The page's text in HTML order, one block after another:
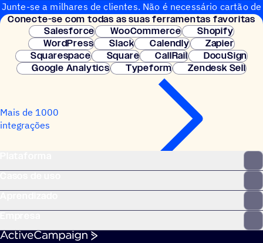
Junte-se a milhares de clientes. Não é necessário cartão de
crédito. Configuração instantânea.
Conecte-se com todas as suas ferramentas favoritas
Salesforce
WooCommerce
Shopify
WordPress
Slack Calendly
Zapier
Squarespace
Square CallRail
DocuSign
Google Analytics
Typeform Zendesk Sell
Mais de 1000
integrações